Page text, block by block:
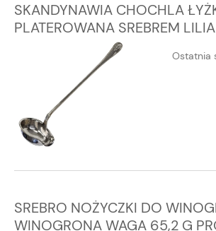
SKANDYNAWIA CHOCHLA
PLATEROWANA SREBREM
Ostatnia
SREBRO NOŻYCZKI DO
WINOGRONA WAGA 65,2 G